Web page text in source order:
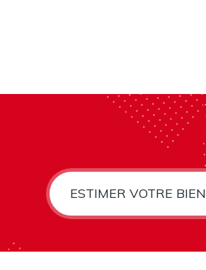
ESTIMER VOTRE BIEN